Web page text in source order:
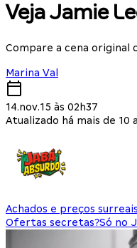
Veja Jamie
Compare a cena original
Marina Val
14.nov.15 às 02h37
Atualizado há mais de 10
Achados e preços surreais
Ofertas secretas?Só no